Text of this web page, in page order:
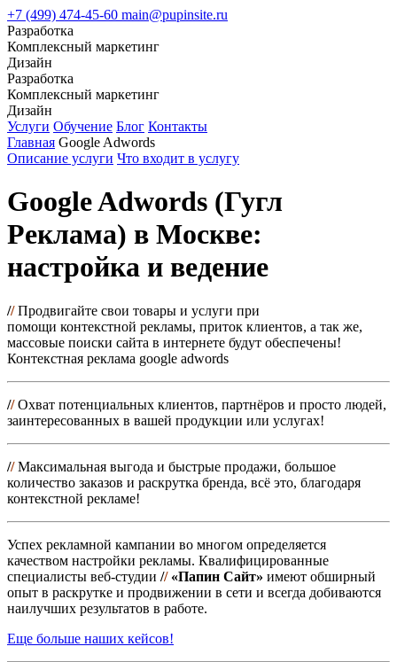
+7 (499) 474-45-60 main@pupinsite.ru
Разработка
Комплексный маркетинг
Дизайн
Разработка
Комплексный маркетинг
Дизайн
Услуги Обучение Блог Контакты
Главная Google Adwords
Описание услуги Что входит в услугу
Google Adwords (Гугл
Реклама) в Москве:
настройка и ведение
//Продвигайте свои товары и услуги при
помощи контекстной рекламы, приток клиентов, а так же,
массовые поиски сайта в интернете будут обеспечены!
Контекстная реклама google adwords
//Охват потенциальных клиентов, партнёров и просто людей,
заинтересованных в вашей продукции или услугах!
//Максимальная выгода и быстрые продажи, большое
количество заказов и раскрутка бренда, всё это, благодаря
контекстной рекламе!
Успех рекламной кампании во многом определяется
качеством настройки рекламы. Квалифицированные
специалисты веб-студии // «Папин Сайт» имеют обширный
опыт в раскрутке и продвижении в сети и всегда добиваются
наилучших результатов в работе.
Еще больше наших кейсов!